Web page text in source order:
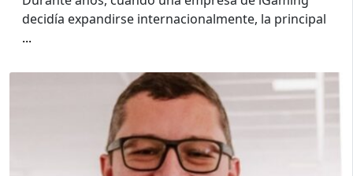
decidía expandirse internacionalmente, la principal
...